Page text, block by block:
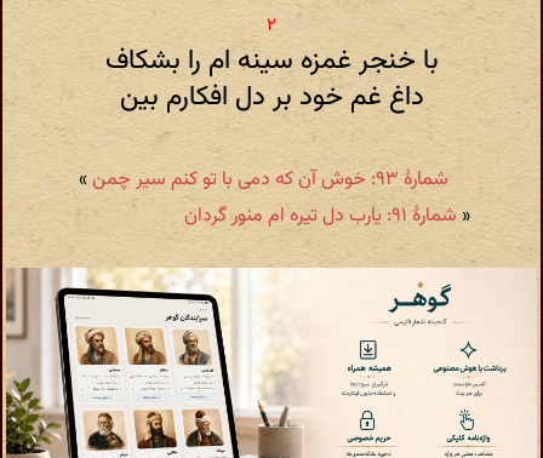
با خنجر غمزه سینه ام را بشکاف
داغ غم خود بر دل افکارم بین
شمارهٔ ۹۳: خوش آن که دمی با تو کنم سیر چمن
»
« شمارهٔ ۹۱: یارب دل تیره ام منور گردان